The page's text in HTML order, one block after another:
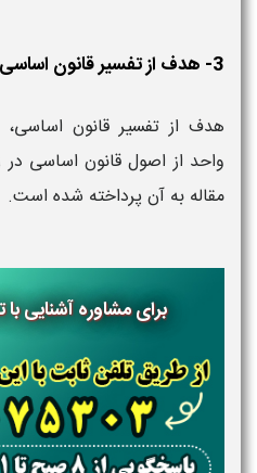
3- هدف از تفسیر قانون اساسی چیست؟
هدف از تفسیر قانون اساسی،
واحد از اصول قانون اساسی در
مقاله به آن پرداخته شده است.
برای مشاوره آشنایی